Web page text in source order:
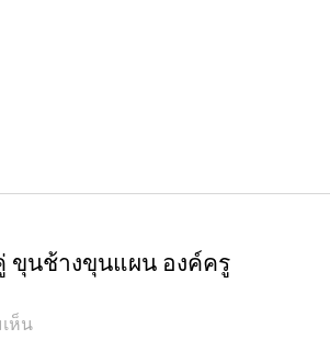
ขุนช้างขุนแผน องค์ครู
ห็นบน